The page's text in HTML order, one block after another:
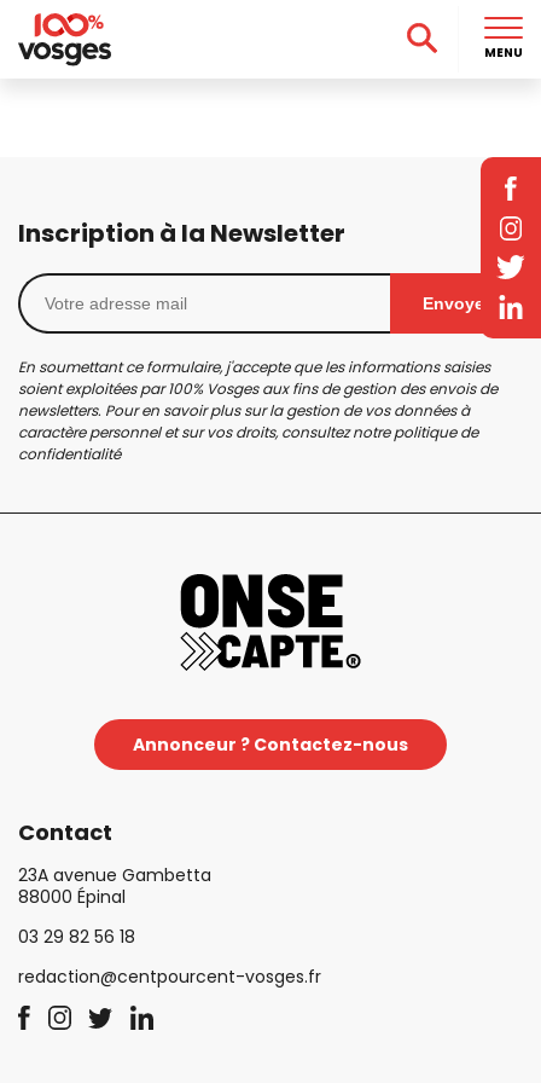
Inscription à la Newsletter
Envoyer
En soumettant ce formulaire, j'accepte que les informations saisies
soient exploitées par 100% Vosges aux fins de gestion des envois de
newsletters. Pour en savoir plus sur la gestion de vos données à
caractère personnel et sur vos droits, consultez notrepolitique de
confidentialité
Annonceur ? Contactez-nous
Contact
23A avenue Gambetta
88000 Épinal
03 29 82 56 18
redaction@centpourcent-vosges.fr
MENU